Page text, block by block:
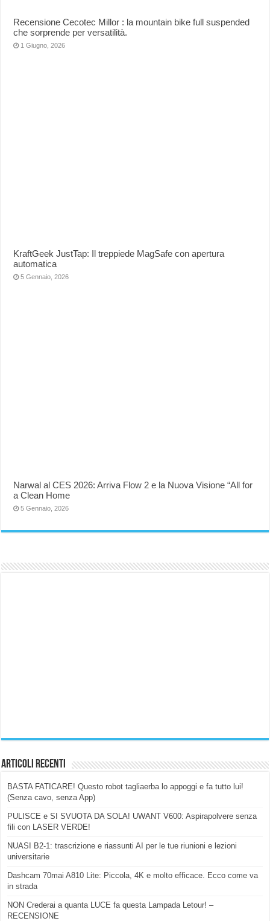
Recensione Cecotec Millor : la mountain bike full suspended
che sorprende per versatilità.
1 Giugno, 2026
KraftGeek JustTap: Il treppiede MagSafe con apertura
automatica
5 Gennaio, 2026
Narwal al CES 2026: Arriva Flow 2 e la Nuova Visione “All for
a Clean Home
5 Gennaio, 2026
Articoli Recenti
BASTA FATICARE! Questo robot tagliaerba lo appoggi e fa tutto lui!
(Senza cavo, senza App)
PULISCE e SI SVUOTA DA SOLA! UWANT V600: Aspirapolvere senza
fili con LASER VERDE!
NUASI B2-1: trascrizione e riassunti AI per le tue riunioni e lezioni
universitarie
Dashcam 70mai A810 Lite: Piccola, 4K e molto efficace. Ecco come va
in strada
NON Crederai a quanta LUCE fa questa Lampada Letour! –
RECENSIONE